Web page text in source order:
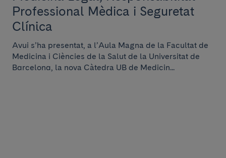
Professional Mèdica i Seguretat
Clínica
Avui s’ha presentat, a l’Aula Magna de la Facultat de
Medicina i Ciències de la Salut de la Universitat de
Barcelona, la nova Càtedra UB de Medicin...